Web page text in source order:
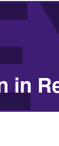
in